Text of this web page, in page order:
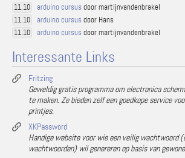
11.10 arduino cursus door martijnvandenbrakel
11.10 arduino cursus door Hans
11.10 arduino cursus door martijnvandenbrakel
Interessante Links
Fritzing
Geweldig gratis programma om electronica
te maken. Ze bieden zelf een goedkope service
printjes.
XKPassword
Handige website voor wie een veilig wachtwoord
wachtwoorden) wil genereren op basis van